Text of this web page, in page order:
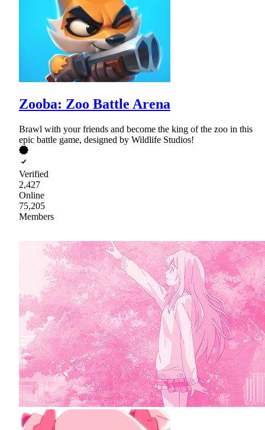
Zooba: Zoo Battle Arena
Brawl with your friends and become the king of the zoo in this
epic battle game, designed by Wildlife Studios!
Verified
2,427
Online
75,205
Members